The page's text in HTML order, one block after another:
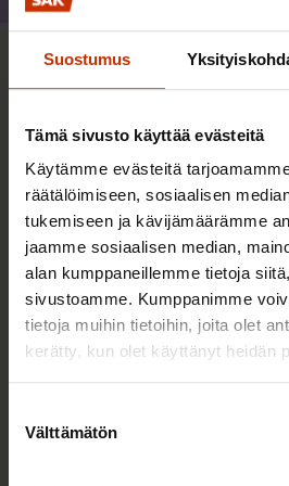
Suostumus
Tämä sivusto käyttää evästeitä
Käytämme evästeitä
räätälöimiseen, sosiaalisen
tukemiseen ja kävijämäärämme
jaamme sosiaalisen median,
alan kumppaneillemme tietoja
sivustoamme. Kumppanimme
tietoja muihin tietoihin, joita olet
kerätty, kun olet käyttänyt heidän
valinta
Välttämätön
Sinua saattaa myös
2.6.2026 11:00